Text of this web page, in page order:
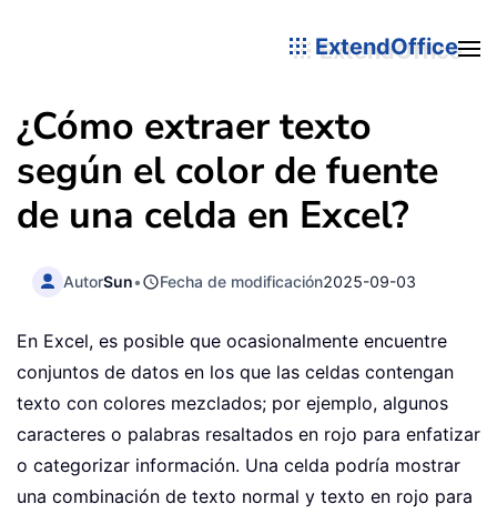
ExtendOffice
¿Cómo extraer texto
según el color de fuente
de una celda en Excel?
AutorSun• Fecha de modificación2025-09-03
En Excel, es posible que ocasionalmente encuentre
conjuntos de datos en los que las celdas contengan
texto con colores mezclados; por ejemplo, algunos
caracteres o palabras resaltados en rojo para enfatizar
o categorizar información. Una celda podría mostrar
una combinación de texto normal y texto en rojo para